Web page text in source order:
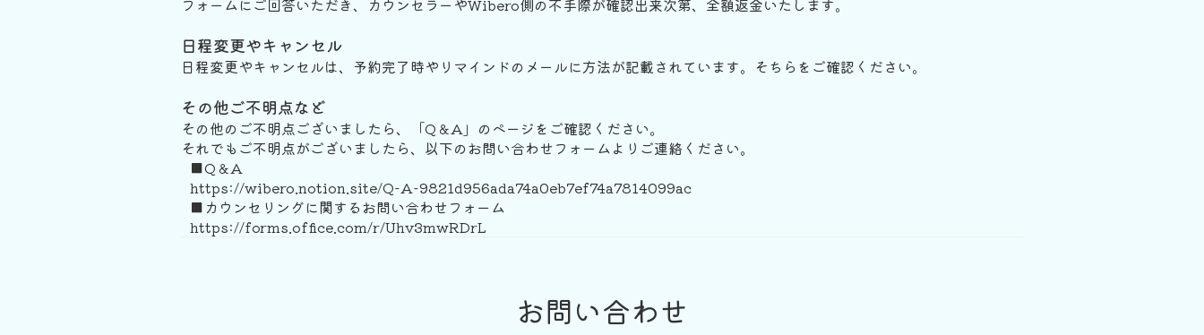
フォームにご回答いただき、カウンセラーやWibero側の不手際が確認出来次第、全額返金いたします。
日程変更やキャンセル
日程変更やキャンセルは、予約完了時やリマインドのメールに方法が記載されています。そちらをご確認ください。
その他ご不明点など
その他のご不明点ございましたら、「Q＆A」のページをご確認ください。
それでもご不明点がございましたら、以下のお問い合わせフォームよりご連絡ください。
■Q＆A
https://wibero.notion.site/Q-A-9821d956ada74a0eb7ef74a7814099ac
■カウンセリングに関するお問い合わせフォーム
https://forms.office.com/r/Uhv3mwRDrL
お問い合わせ